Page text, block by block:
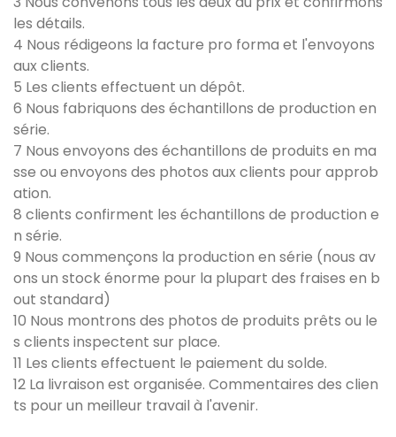
les détails.
4 Nous rédigeons la facture pro forma et l'envoyons
aux clients.
5 Les clients effectuent un dépôt.
6 Nous fabriquons des échantillons de production en
série.
7 Nous envoyons des échantillons de produits en ma
sse ou envoyons des photos aux clients pour approb
ation.
8 clients confirment les échantillons de production e
n série.
9 Nous commençons la production en série (nous av
ons un stock énorme pour la plupart des fraises en b
out standard)
10 Nous montrons des photos de produits prêts ou le
s clients inspectent sur place.
11 Les clients effectuent le paiement du solde.
12 La livraison est organisée. Commentaires des clien
ts pour un meilleur travail à l'avenir.